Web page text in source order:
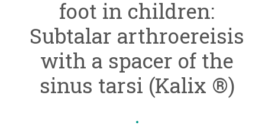
foot in children:
Subtalar arthroereisis
with a spacer of the
sinus tarsi (Kalix ®)